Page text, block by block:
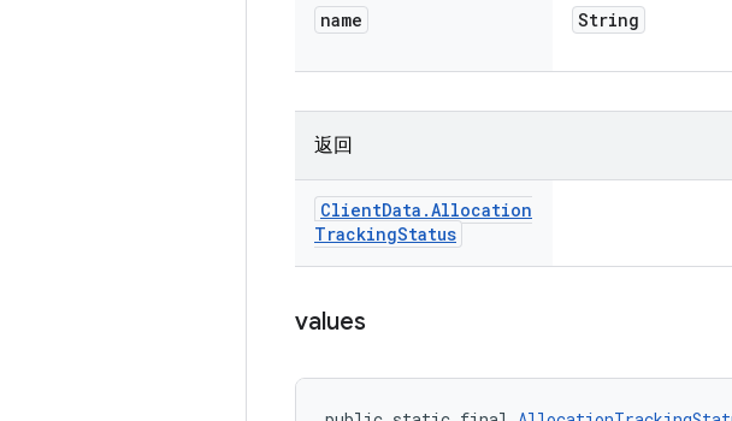
name String
返回
ClientData .Allocation
TrackingStatus
values